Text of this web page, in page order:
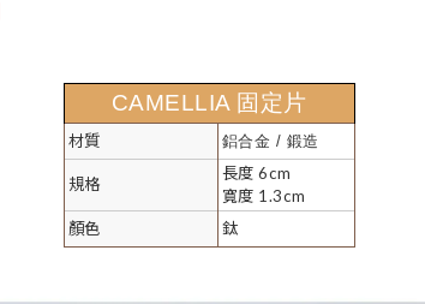
CAMELLIA 固定片
材質 鋁合金 / 鍛造
規格
長度 6cm
寬度 1.3cm
顏色
鈦